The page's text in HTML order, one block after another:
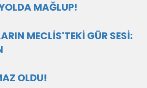
MAĞLUP!
MECLİS'TEKİ GÜR SESİ:
OLDU!